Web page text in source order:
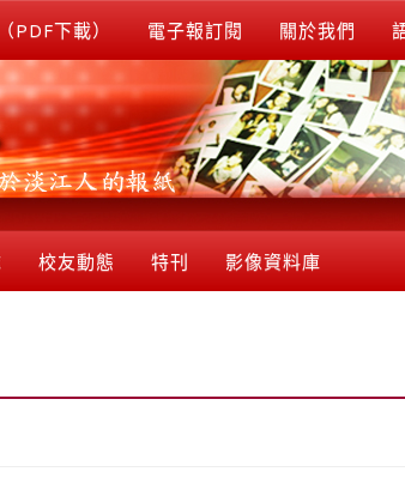
PDF下載） 電子報訂閱 關於我們
校友動態 特刊 影像資料庫